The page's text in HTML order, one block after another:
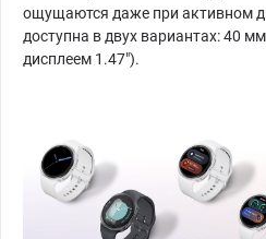
ощущаются даже при активном
доступна в двух вариантах: 40
дисплеем 1.47").